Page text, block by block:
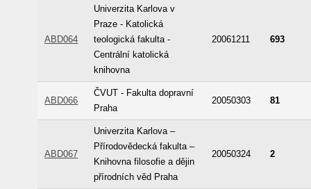
ABD064
Univerzita Karlova v
Praze - Katolická
teologická fakulta -
Centrální katolická
knihovna
20061211 693
ABD066
ČVUT - Fakulta dopravní
Praha
20050303 81
ABD067
Univerzita Karlova –
Přírodovědecká fakulta –
Knihovna filosofie a dějin
přírodních věd Praha
20050324 2